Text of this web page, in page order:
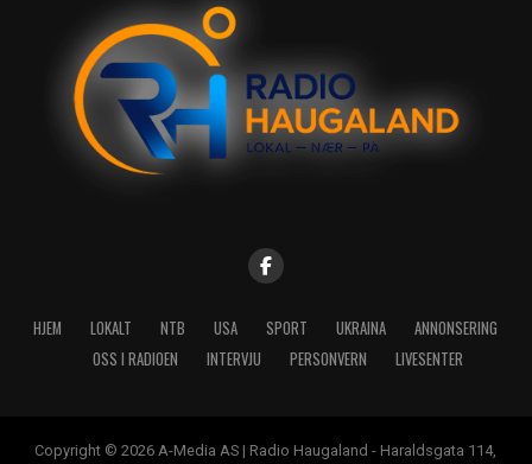
HJEM LOKALT NTB USA SPORT UKRAINA
ANNONSERING
OSS I RADIOEN
INTERVJU PERSONVERN LIVESENTER
Copyright © 2026 A-Media AS | Radio Haugaland - Haraldsgata 114,